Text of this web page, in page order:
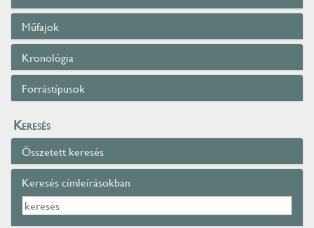
Műfajok
Kronológia
Forrástípusok
Keresés
Összetett keresés
Keresés címleírásokban